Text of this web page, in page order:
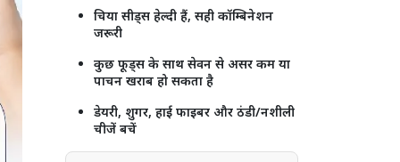
चिया सीड्स हेल्दी हैं, सही कॉम्बिनेशन
जरूरी
कुछ फूड्स के साथ सेवन से असर कम या
पाचन खराब हो सकता है
डेयरी, शुगर, हाई फाइबर और ठंडी/नशीली
चीजें बचें